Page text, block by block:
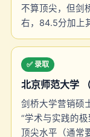
不算顶尖，但剑
右，84.5分加上
✅ 录取
北京师范大学
剑桥大学营销硕
“学术与实践的
顶尖水平（通常